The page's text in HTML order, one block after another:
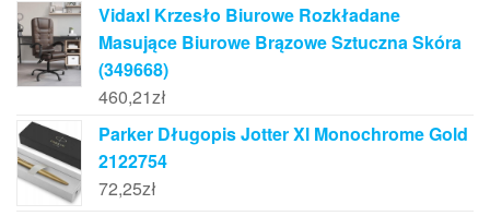
Vidaxl Krzesło Biurowe Rozkładane
Masujące Biurowe Brązowe Sztuczna Skóra
(349668)
460,21zł
Parker Długopis Jotter Xl Monochrome Gold
2122754
72,25zł